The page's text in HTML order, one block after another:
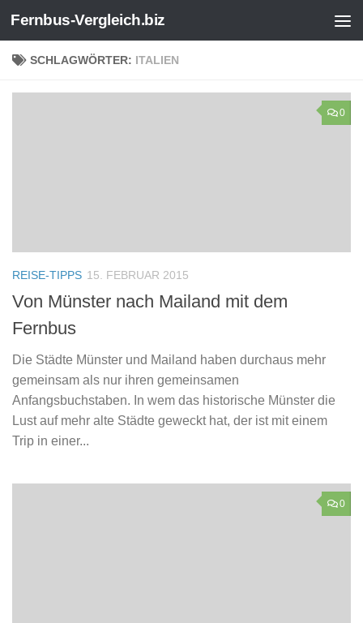
Zum Inhalt springen
Fernbus-Vergleich.biz
SCHLAGWÖRTER: ITALIEN
0
REISE-TIPPS 15. FEBRUAR 2015
Von Münster nach Mailand mit dem
Fernbus
Die Städte Münster und Mailand haben durchaus mehr
gemeinsam als nur ihren gemeinsamen
Anfangsbuchstaben. In wem das historische Münster die
Lust auf mehr alte Städte geweckt hat, der ist mit einem
Trip in einer...
0